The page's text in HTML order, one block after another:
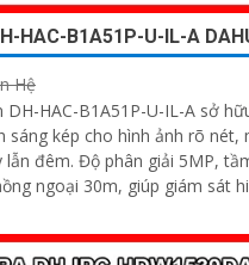
HAC-B1A51P-U-IL-A
Hệ
DH-HAC-B1A51P-U-IL-A sở
sáng kép cho hình ảnh rõ nét,
5MP, tầm xa đèn LED
ngoại 30m, giúp giám sát